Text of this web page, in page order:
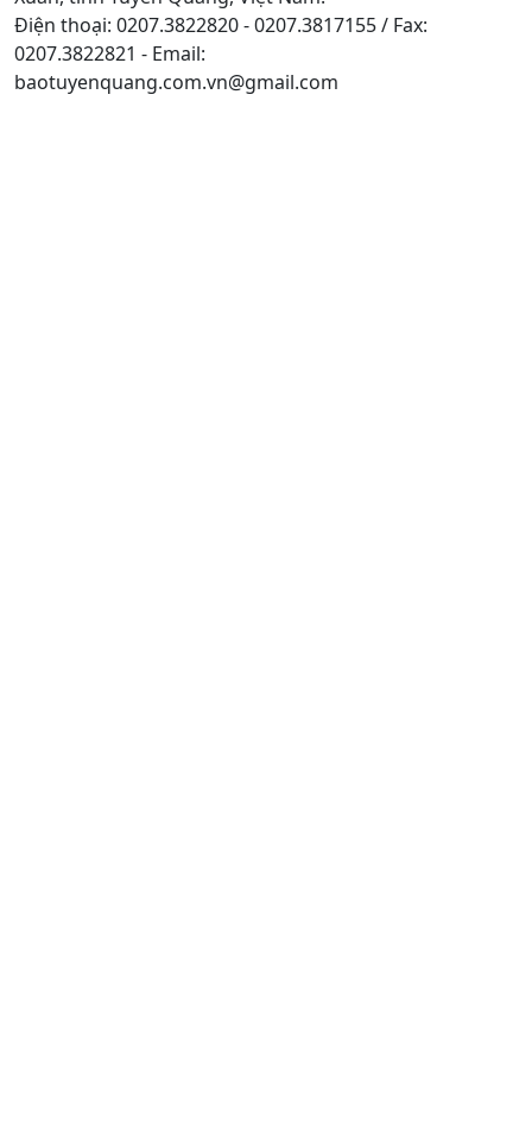
Điện thoại: 0207.3822820 - 0207.3817155 / Fax:
0207.3822821 - Email:
baotuyenquang.com.vn@gmail.com